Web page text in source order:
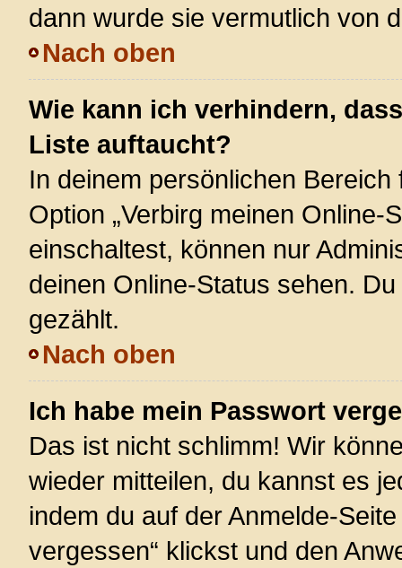
dann wurde sie vermutlich von
Nach oben
Wie kann ich verhindern,
Liste auftaucht?
In deinem persönlichen
Option „Verbirg meinen Online-
einschaltest, können nur
deinen Online-Status sehen.
gezählt.
Nach oben
Ich habe mein Passwort
Das ist nicht schlimm! Wir
wieder mitteilen, du kannst es
indem du auf der Anmelde-
vergessen“ klickst und den